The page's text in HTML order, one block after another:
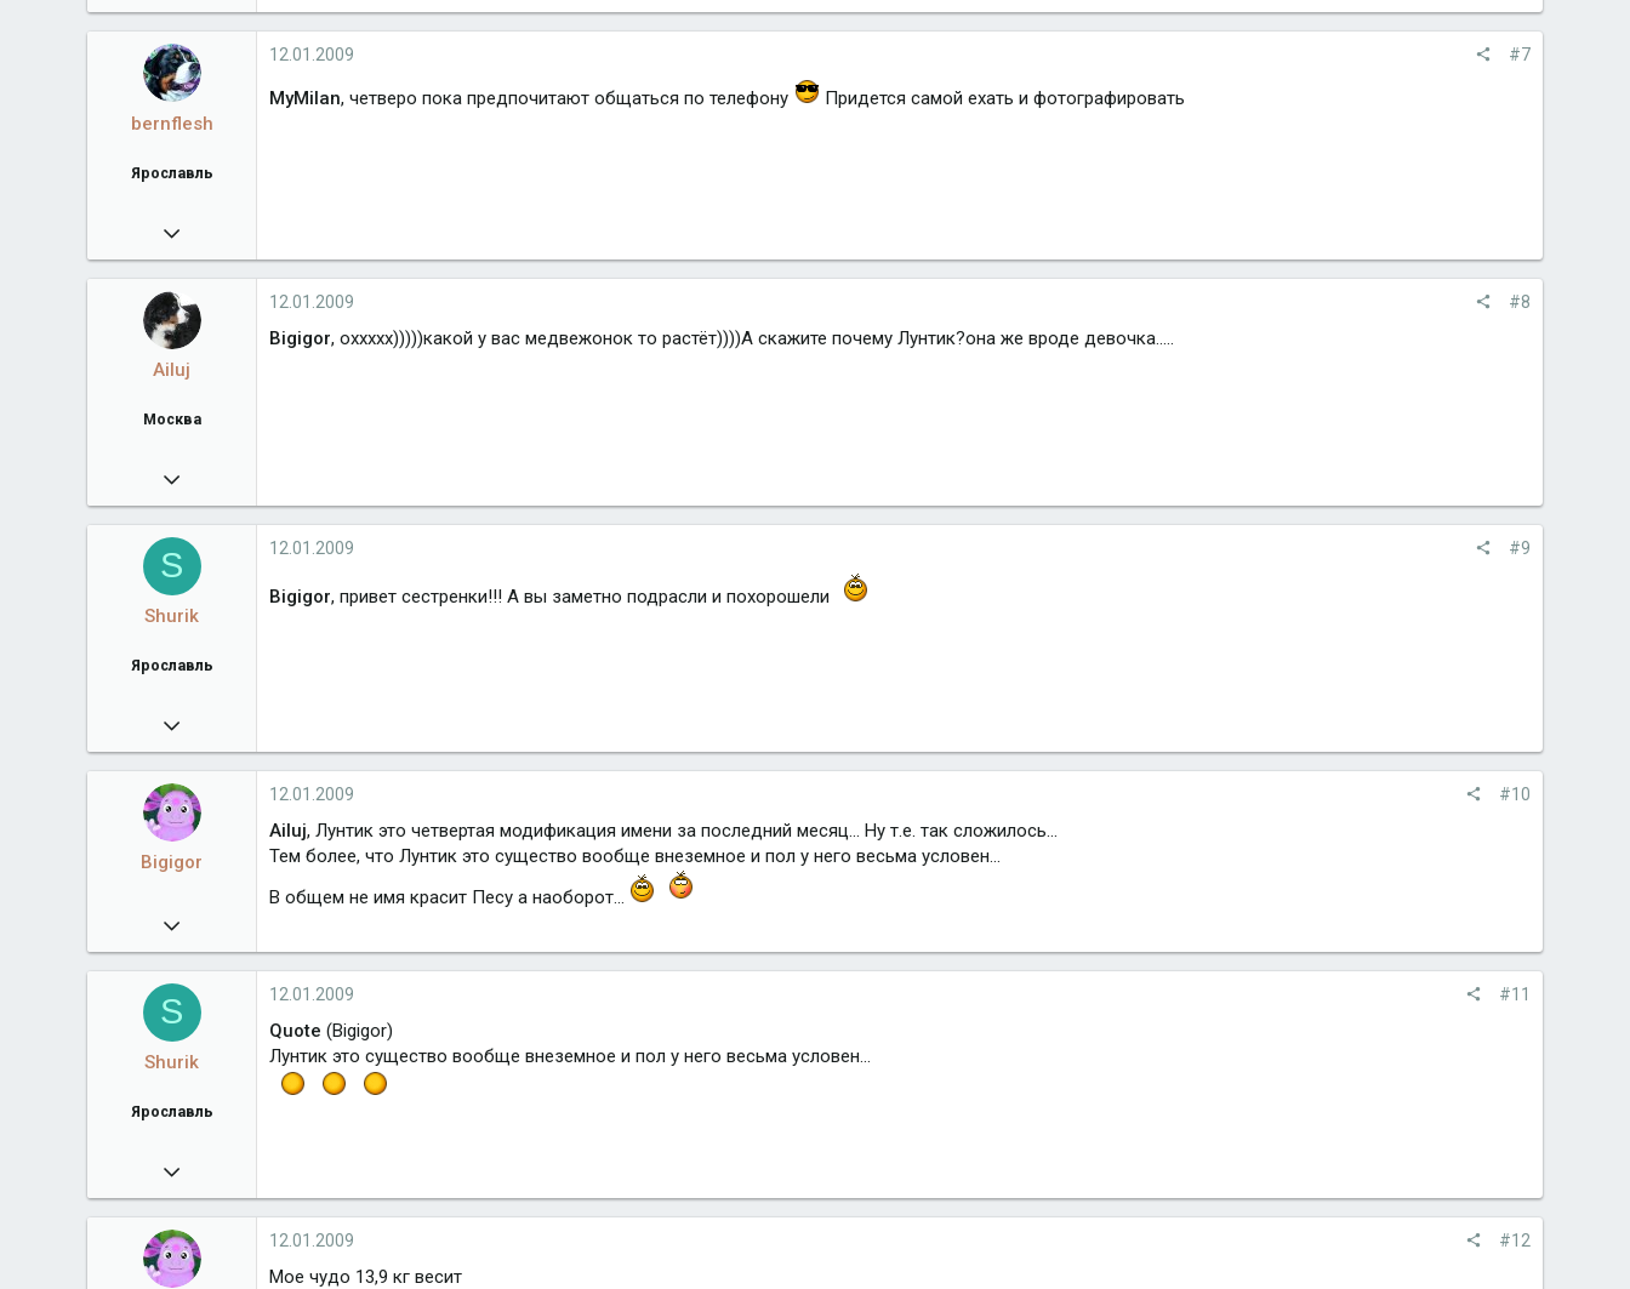
5 378
bernclub.ru
Город
Москва
bernflesh
Ярославль
10.05.2008
5 317
Город
12.01.2009 #7
MyMilan, четверо пока предпочитают общаться по телефону Придется самой ехать и фотографировать
Ailuj
Москва
13.12.2008
248
Москва
12.01.2009 #8
Bigigor, оххххх)))))какой у вас медвежонок то растёт))))А скажите почему Лунтик?она же вроде девочка.....
S
Shurik
Ярославль
15.05.2008
3 075
mail.ru
Город
12.01.2009 #9
Bigigor, привет сестренки!!! А вы заметно подрасли и похорошели
Bigigor
30.12.2008
102
12.01.2009 #10
Ailuj, Лунтик это четвертая модификация имени за последний месяц... Ну т.е. так сложилось...
Тем более, что Лунтик это существо вообще внеземное и пол у него весьма условен...
В общем не имя красит Песу а наоборот...
S
Shurik
Ярославль
15.05.2008
3 075
mail.ru
Город
12.01.2009 #11
Quote (Bigigor)
Лунтик это существо вообще внеземное и пол у него весьма условен...
12.01.2009 #12
Мое чудо 13,9 кг весит